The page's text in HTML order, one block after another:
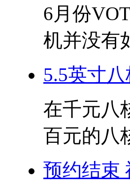
6月份
机并没有
5.5英寸
在千元八
百元的八
预约结束